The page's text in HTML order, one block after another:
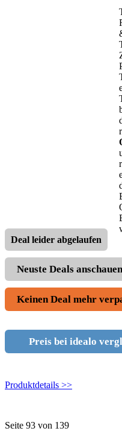
Deal leider abgelaufen
Neuste Deals
Keinen Deal mehr
Preis bei idealo
Produktdetails >>
Seite 93 von 139